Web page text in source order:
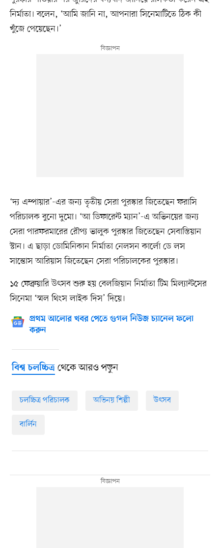
নির্মাতা। বলেন, ‘আমি জানি না, আপনারা সিনেমাটিতে ঠিক কী
খুঁজে পেয়েছেন।’
‘দ্য এম্পায়ার’-এর জন্য তৃতীয় সেরা পুরস্কার জিতেছেন ফরাসি
পরিচালক বুনো দুমো। ‘আ ডিফারেন্ট ম্যান’-এ অভিনয়ের জন্য
সেরা পারফরমারের রৌপ্য ভালুক পুরস্কার জিতেছেন সেবাস্তিয়ান
স্টান। এ ছাড়া ডোমিনিকান নির্মাতা নেলসন কার্লো ডে লস
সান্তোস আরিয়াস জিতেছেন সেরা পরিচালকের পুরস্কার।
১৫ ফেব্রুয়ারি উৎসব শুরু হয় বেলজিয়ান নির্মাতা টিম মিল্যান্টসের
সিনেমা ‘স্মল থিংস লাইক দিস’ দিয়ে।
প্রথম আলোর খবর পেতে গুগল নিউজ চ্যানেল ফলো
করুন
বিশ্ব চলচ্চিত্রথেকে আরও পড়ুন
চলচ্চিত্র পরিচালক অভিনয় শিল্পী উৎসব
বার্লিন